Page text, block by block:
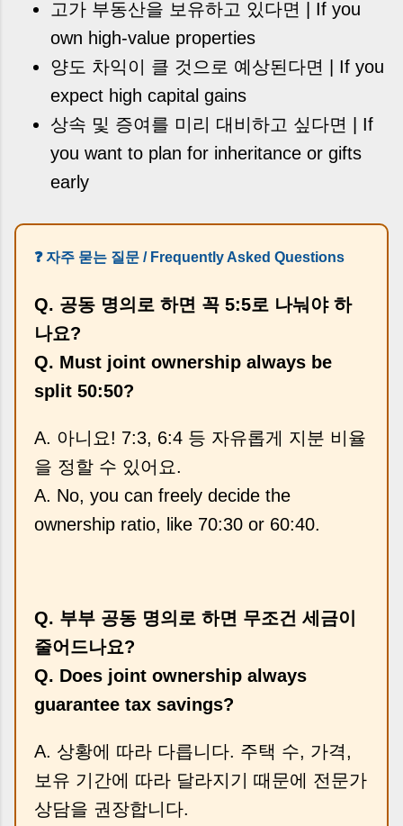
고가 부동산을 보유하고 있다면 | If you
own high-value properties
양도 차익이 클 것으로 예상된다면 | If you
expect high capital gains
상속 및 증여를 미리 대비하고 싶다면 | If
you want to plan for inheritance or gifts
early
❓ 자주 묻는 질문 / Frequently Asked Questions
Q. 공동 명의로 하면 꼭 5:5로 나눠야 하
나요?
Q. Must joint ownership always be
split 50:50?
A. 아니요! 7:3, 6:4 등 자유롭게 지분 비율
을 정할 수 있어요.
A. No, you can freely decide the
ownership ratio, like 70:30 or 60:40.
Q. 부부 공동 명의로 하면 무조건 세금이
줄어드나요?
Q. Does joint ownership always
guarantee tax savings?
A. 상황에 따라 다릅니다. 주택 수, 가격,
보유 기간에 따라 달라지기 때문에 전문가
상담을 권장합니다.